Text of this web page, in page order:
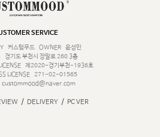
SERVICE
커스텀무드 OWNER
윤성민
경기도 부천시 장말로 260 3층
제2020-경기부천-1936호
LICENSE 271-02-01565
custommood@naver.com
/ DELIVERY / PC VER